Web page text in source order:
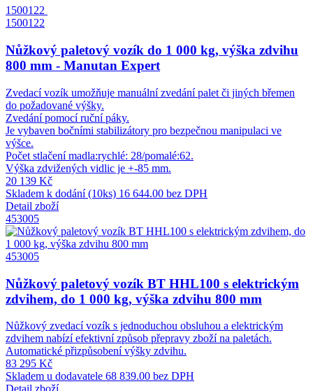
1500122
1500122
Nůžkový paletový vozík do 1 000 kg, výška zdvihu
800 mm - Manutan Expert
Zvedací vozík umožňuje manuální zvedání palet či jiných břemen
do požadované výšky.
Zvedání pomocí ruční páky.
Je vybaven bočními stabilizátory pro bezpečnou manipulaci ve
výšce.
Počet stlačení madla:rychlé: 28/pomalé:62.
Výška zdvižených vidlic je +-85 mm.
20 139 Kč
Skladem k dodání (10ks) 16 644.00 bez DPH
Detail zboží
453005
453005
Nůžkový paletový vozík BT HHL100 s elektrickým
zdvihem, do 1 000 kg, výška zdvihu 800 mm
Nůžkový zvedací vozík s jednoduchou obsluhou a elektrickým
zdvihem nabízí efektivní způsob přepravy zboží na paletách.
Automatické přizpůsobení výšky zdvihu.
83 295 Kč
Skladem u dodavatele 68 839.00 bez DPH